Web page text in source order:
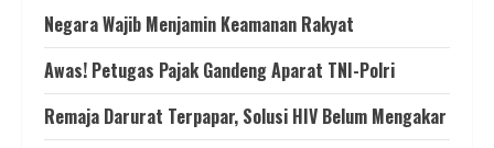
Negara Wajib Menjamin Keamanan Rakyat
Awas! Petugas Pajak Gandeng Aparat TNI-Polri
Remaja Darurat Terpapar, Solusi HIV Belum Mengakar